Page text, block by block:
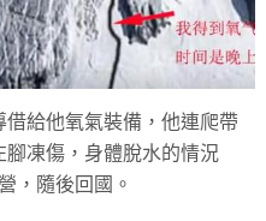
給他氧氣裝備，他連爬帶
凍傷，身體脫水的情況
，隨後回國。